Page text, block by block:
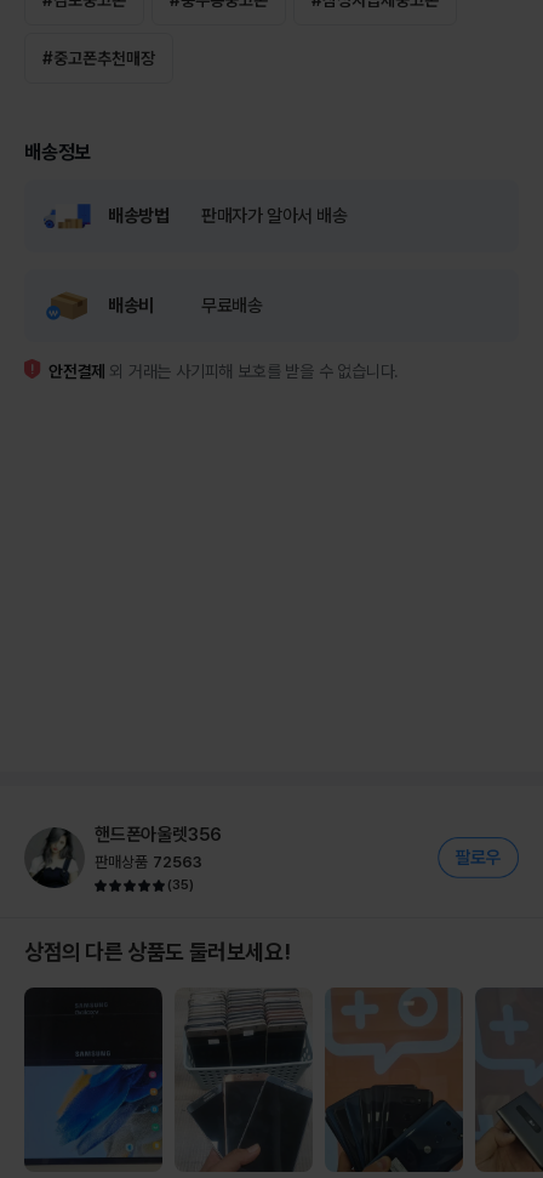
#중고폰추천매장
배송정보
배송방법 판매자가 알아서 배송
배송비 무료배송
안전결제 외 거래는 사기피해 보호를 받을 수 없습니다.
핸드폰아울렛356
판매상품 72563
(35)
상점의 다른 상품도 둘러보세요!